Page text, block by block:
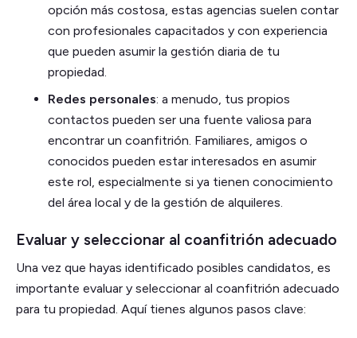
opción más costosa, estas agencias suelen contar
con profesionales capacitados y con experiencia
que pueden asumir la gestión diaria de tu
propiedad.
Redes personales: a menudo, tus propios
contactos pueden ser una fuente valiosa para
encontrar un coanfitrión. Familiares, amigos o
conocidos pueden estar interesados en asumir
este rol, especialmente si ya tienen conocimiento
del área local y de la gestión de alquileres.
Evaluar y seleccionar al coanfitrión adecuado
Una vez que hayas identificado posibles candidatos, es
importante evaluar y seleccionar al coanfitrión adecuado
para tu propiedad. Aquí tienes algunos pasos clave: